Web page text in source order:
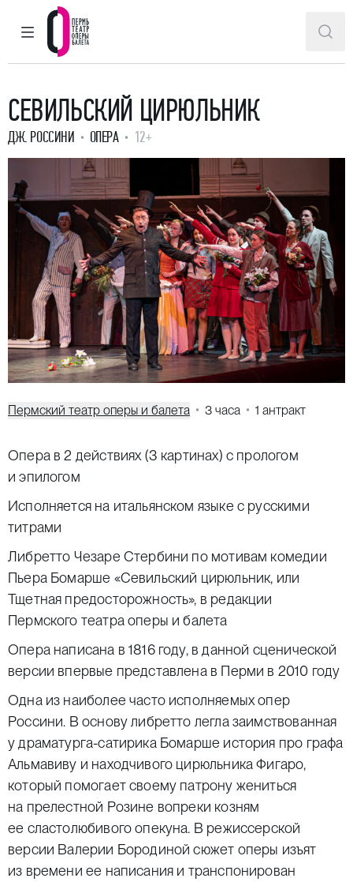
ГЛАВНОЕ МЕНЮ
Пермский театр оперы и балета
СЕВИЛЬСКИЙ ЦИРЮЛЬНИК
ДЖ. РОССИНИ ОПЕРА 12+
Пермский театр оперы и балета 3 часа 1 антракт
Опера в 2 действиях (3 картинах) с прологом
и эпилогом
Исполняется на итальянском языке с русскими
титрами
Либретто Чезаре Стербини по мотивам комедии
Пьера Бомарше «Севильский цирюльник, или
Тщетная предосторожность», в редакции
Пермского театра оперы и балета
Опера написана в 1816 году, в данной сценической
версии впервые представлена в Перми в 2010 году
Одна из наиболее часто исполняемых опер
Россини. В основу либретто легла заимствованная
у драматурга-сатирика Бомарше история про графа
Альмавиву и находчивого цирюльника Фигаро,
который помогает своему патрону жениться
на прелестной Розине вопреки козням
ее сластолюбивого опекуна. В режиссерской
версии Валерии Бородиной сюжет оперы изъят
из времени ее написания и транспонирован